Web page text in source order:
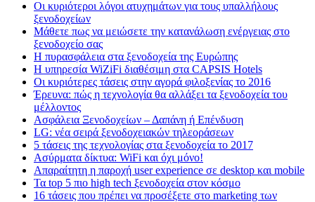
Οι κυριότεροι λόγοι ατυχημάτων για τους υπαλλήλους
ξενοδοχείων
Μάθετε πως να μειώσετε την κατανάλωση ενέργειας στο
ξενοδοχείο σας
Η πυρασφάλεια στα ξενοδοχεία της Ευρώπης
Η υπηρεσία WiZiFi διαθέσιμη στα CAPSIS Hotels
Οι κυριότερες τάσεις στην αγορά φιλοξενίας το 2016
Έρευνα: πώς η τεχνολογία θα αλλάξει τα ξενοδοχεία του
μέλλοντος
Ασφάλεια Ξενοδοχείων – Δαπάνη ή Επένδυση
LG: νέα σειρά ξενοδοχειακών τηλεοράσεων
5 τάσεις της τεχνολογίας στα ξενοδοχεία το 2017
Ασύρματα δίκτυα: WiFi και όχι μόνο!
Απαραίτητη η παροχή user experience σε desktop και mobile
Τα top 5 πιο high tech ξενοδοχεία στον κόσμο
16 τάσεις που πρέπει να προσέξετε στο marketing των